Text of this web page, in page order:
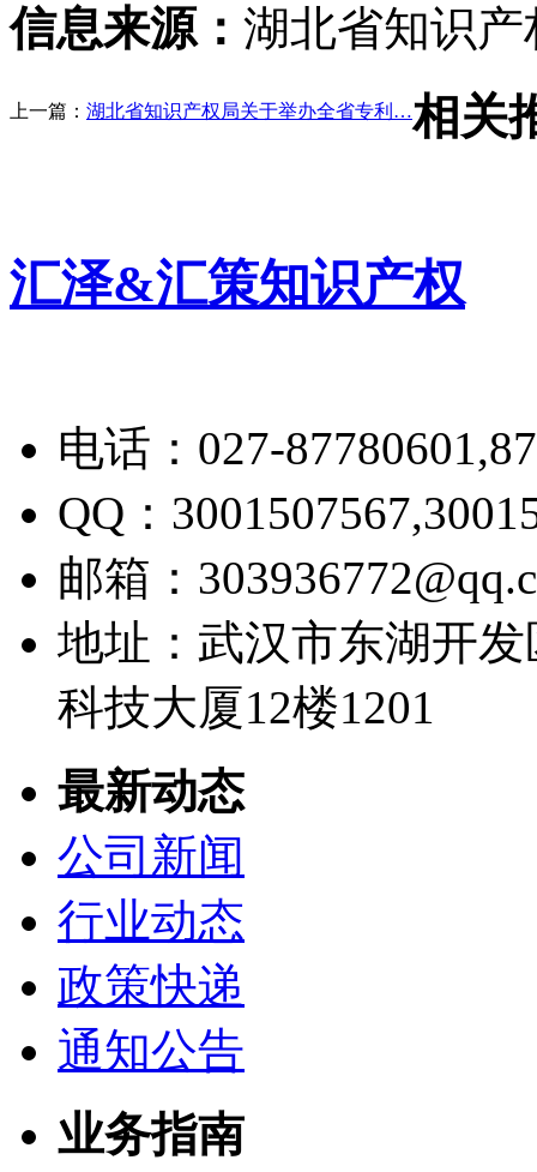
信息来源： 湖北省知识产
上一篇： 湖北省知识产权局关于举办全省专利…相关
汇泽&汇策知识产权
电话：027-
QQ：
邮箱：
地址：武汉市东湖开
科技大厦12楼1201
最新动态
公司新闻
行业动态
政策快递
通知公告
业务指南